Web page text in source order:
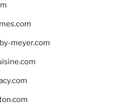
meyer.com